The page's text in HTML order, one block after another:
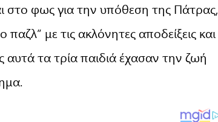
στο φως για την υπόθεση της Πάτρας,
με τις ακλόνητες αποδείξεις και
τα τρία παιδιά έχασαν την ζωή